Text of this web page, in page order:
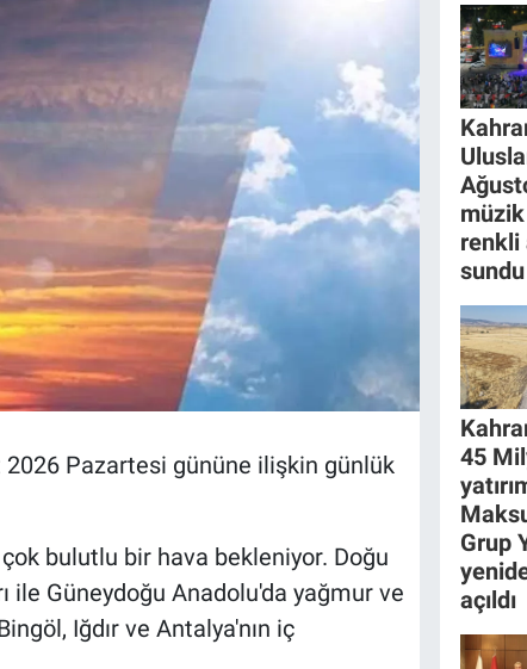
Pazartesi gününe ilişkin günlük
bulutlu bir hava bekleniyor. Doğu
ile Güneydoğu Anadolu'da yağmur ve
Iğdır ve Antalya'nın iç
renkli
sundu
45
Grup
açıldı